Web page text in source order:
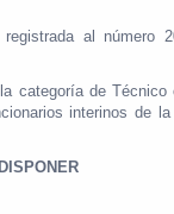
registrada al número
categoría de Técnico
interinos de